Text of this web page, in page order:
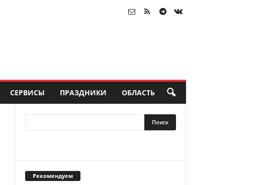
СЕРВИСЫ ПРАЗДНИКИ ОБЛАСТЬ
Рекомендуем